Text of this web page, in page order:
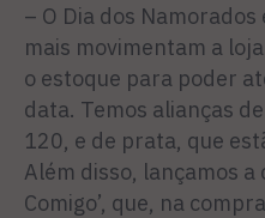
– O Dia dos
mais movimentam a
o estoque para poder
data. Temos alianças
120, e de prata, que
Além disso, lançamos a
Comigo’, que, na